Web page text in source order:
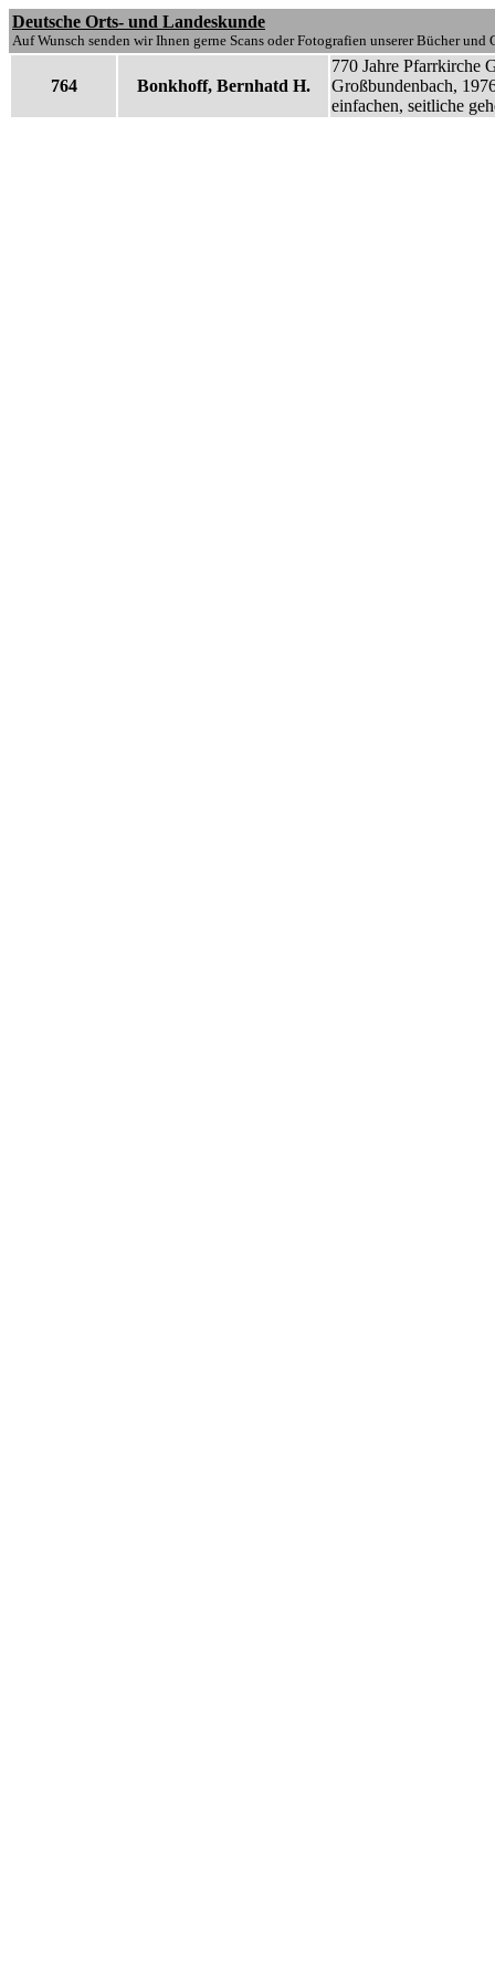
Deutsche Orts- und Landeskunde
Auf Wunsch senden wir Ihnen gerne Scans oder Fotografien unserer Bücher und
764 Bonkhoff, Bernhatd H.
770 Jahre Pfarrkirche
Großbundenbach,
einfachen, seitliche